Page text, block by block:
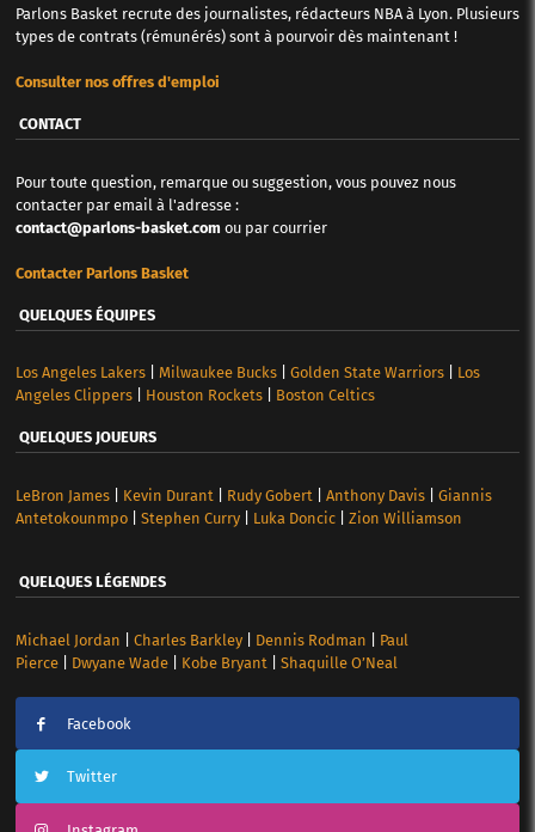
Parlons Basket recrute des journalistes, rédacteurs NBA à Lyon. Plusieurs
types de contrats (rémunérés) sont à pourvoir dès maintenant !
Consulter nos offres d'emploi
CONTACT
Pour toute question, remarque ou suggestion, vous pouvez nous
contacter par email à l'adresse :
contact@parlons-basket.com ou par courrier
Contacter Parlons Basket
QUELQUES ÉQUIPES
Los Angeles Lakers| Milwaukee Bucks| Golden State Warriors| Los
Angeles Clippers| Houston Rockets| Boston Celtics
QUELQUES JOUEURS
LeBron James| Kevin Durant Rudy Gobert Anthony Davis| Giannis
Antetokounmpo| Stephen Curry| Luka Doncic| Zion Williamson
QUELQUES LÉGENDES
Michael Jordan Charles Barkley| Dennis Rodman
Paul
Pierce| Dwyane Wade| Kobe Bryant Shaquille O’Neal
Facebook
Twitter